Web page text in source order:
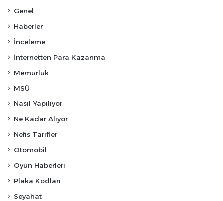
Genel
Haberler
İnceleme
İnternetten Para Kazanma
Memurluk
MSÜ
Nasıl Yapılıyor
Ne Kadar Alıyor
Nefis Tarifler
Otomobil
Oyun Haberleri
Plaka Kodları
Seyahat